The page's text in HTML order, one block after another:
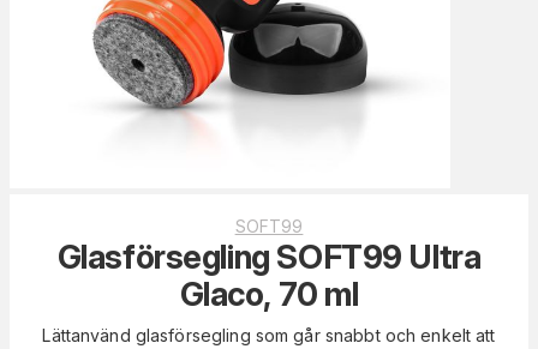
SOFT99
Glasförsegling SOFT99 Ultra
Glaco, 70 ml
Lättanvänd glasförsegling som går snabbt och enkelt att